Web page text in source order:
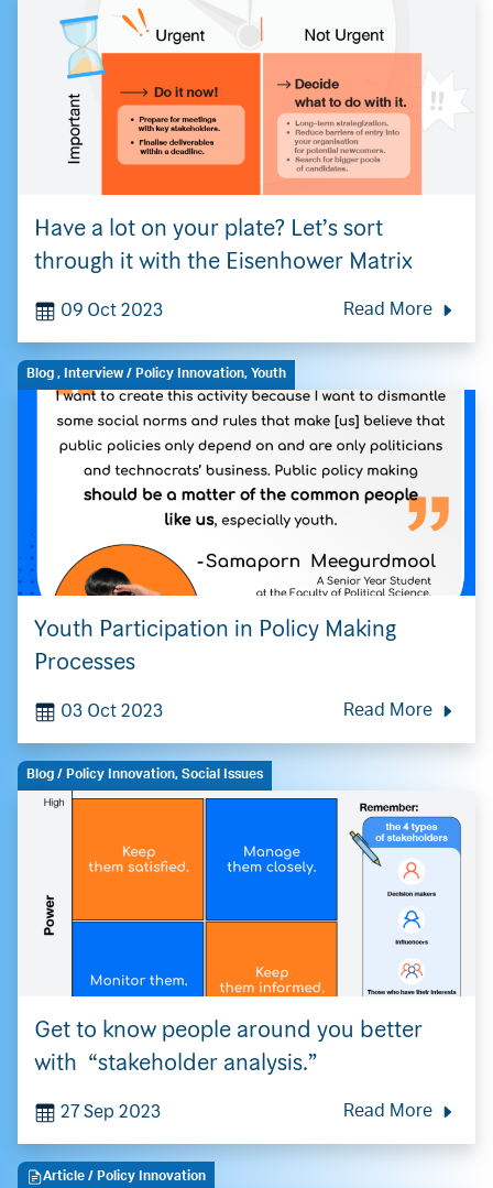
Search
for:
Have a lot on your plate? Let’s sort
through it with the Eisenhower Matrix
09 Oct 2023 Read More
Blog , Interview / Policy Innovation, Youth
Youth Participation in Policy Making
Processes
03 Oct 2023 Read More
Blog / Policy Innovation, Social Issues
Get to know people around you better
with “stakeholder analysis.”
27 Sep 2023 Read More
Article / Policy Innovation